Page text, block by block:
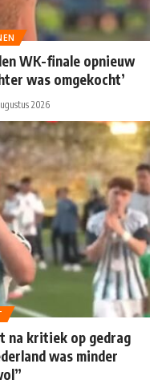
WK-finale opnieuw
was omgekocht’
2026
na kritiek op gedrag
was minder